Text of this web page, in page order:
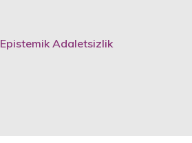
Epistemik Adaletsizlik